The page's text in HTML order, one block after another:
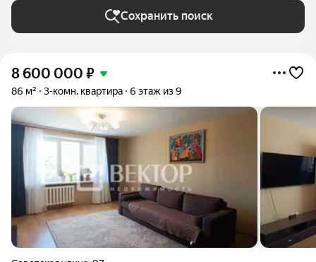
Сохранить поиск
8 600 000 ₽
86 м² 3-комн. квартира 6 этаж из 9